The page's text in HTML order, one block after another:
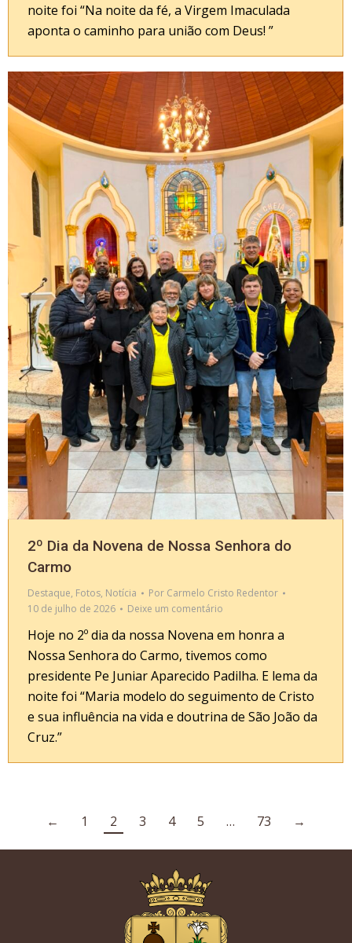
noite foi “Na noite da fé, a Virgem Imaculada
aponta o caminho para união com Deus! ”
2º Dia da Novena de Nossa Senhora do
Carmo
Destaque, Fotos, Notícia Por Carmelo Cristo Redentor
10 de julho de 2026
Deixe um comentário
Hoje no 2º dia da nossa Novena em honra a
Nossa Senhora do Carmo, tivemos como
presidente Pe Juniar Aparecido Padilha. E lema da
noite foi “Maria modelo do seguimento de Cristo
e sua influência na vida e doutrina de São João da
Cruz.”
← 1 2 3 4 5 … 73 →